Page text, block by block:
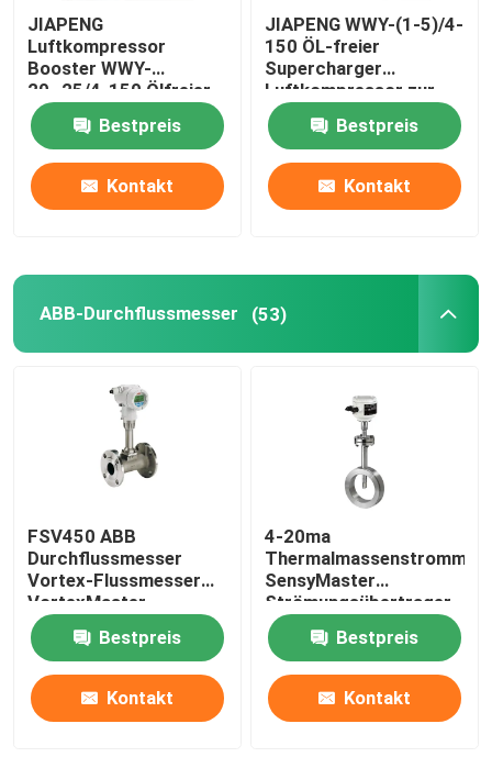
ABB-Drucktransmitter
ABB-Level-Sender
Durchflussmesserkalibrationssystem
Automation Roboterarm
Digitale Positionierer
JIAPENG
Luftkompressor
Booster WWY-
20~25/4-150 Ölfreier
Ladegerät zur
Sauerstofffüllung
Bestpreis
Kontakt
JIAPENG WWY-(1-5)/4-
150 ÖL-freier
Supercharger
Luftkompressor zur
Sauerstofffüllung
Bestpreis
Kontakt
ABB-Durchflussmesser (53)
FSV450 ABB
Durchflussmesser
Vortex-Flussmesser
VortexMaster
Bestpreis
Kontakt
4-20ma
SensyMaster
Strömungsübertrager
Vortex FMT200
Bestpreis
Kontakt